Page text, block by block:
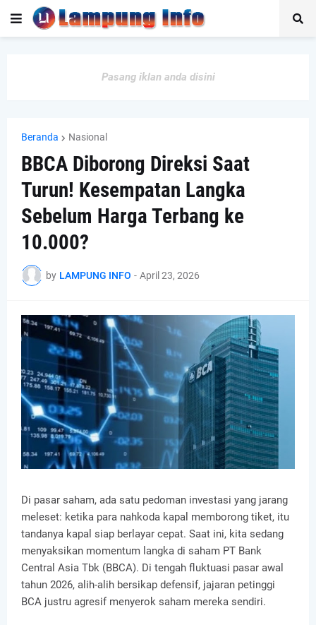
Pasang iklan anda disini
Beranda Nasional
BBCA Diborong Direksi Saat
Turun! Kesempatan Langka
Sebelum Harga Terbang ke
10.000?
by LAMPUNG INFO - April 23, 2026
Di pasar saham, ada satu pedoman investasi yang jarang
meleset: ketika para nahkoda kapal memborong tiket, itu
tandanya kapal siap berlayar cepat. Saat ini, kita sedang
menyaksikan momentum langka di saham PT Bank
Central Asia Tbk (BBCA). Di tengah fluktuasi pasar awal
tahun 2026, alih-alih bersikap defensif, jajaran petinggi
BCA justru agresif menyerok saham mereka sendiri.